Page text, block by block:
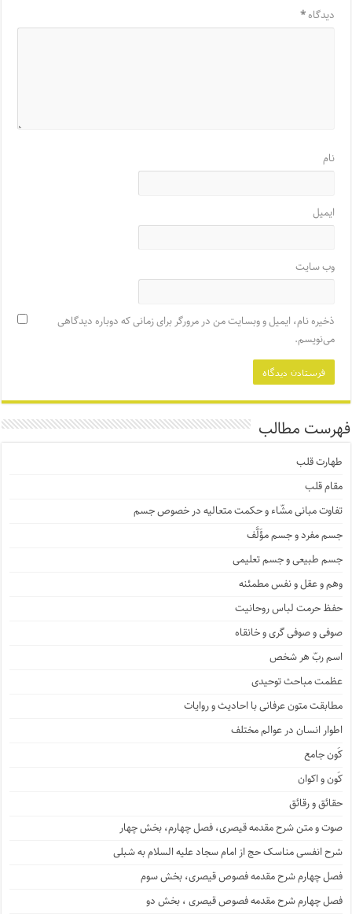
دیدگاه*
نام
ایمیل
وب‌ سایت
ذخیره نام، ایمیل و وبسایت من در مرورگر برای زمانی که دوباره دیدگاهی
می‌نویسم.
فهرست مطالب
طهارت قلب
مقام قلب
تفاوت مبانی مشّاء و حکمت متعالیه در خصوص جسم
جسم مفرد و جسم مؤَلَّف
جسم طبیعی و جسم تعلیمی
وهم و عقل و نفس مطمئنه
حفظ حرمت لباس روحانیت
صوفی و صوفی گری و خانقاه
اسم ربّ هر شخص
عظمت مباحث توحیدی
مطابقت متون عرفانی با احادیث و روایات
اطوار انسان در عوالم مختلف
کَون جامع
کَون و اکوان
حقائق و رقائق
صوت و متن شرح مقدمه قیصری، فصل چهارم، بخش چهار
شرح انفسی مناسک حج از امام سجاد علیه السلام به شبلی
فصل چهارم شرح مقدمه فصوص قیصری، بخش سوم
فصل چهارم شرح مقدمه فصوص قیصری ، بخش دو